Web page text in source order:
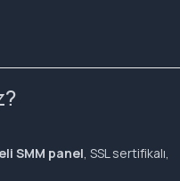
SMM panel, SSL sertifikalı,